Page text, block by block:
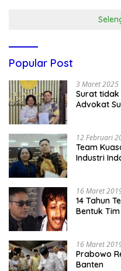
Popular Post
3 Maret 2025
Surat tidak
Advokat
12 Februari
Team
Industri
16 Maret
14 Tahun
Bentuk Tim
16 Maret
Prabowo
Banten